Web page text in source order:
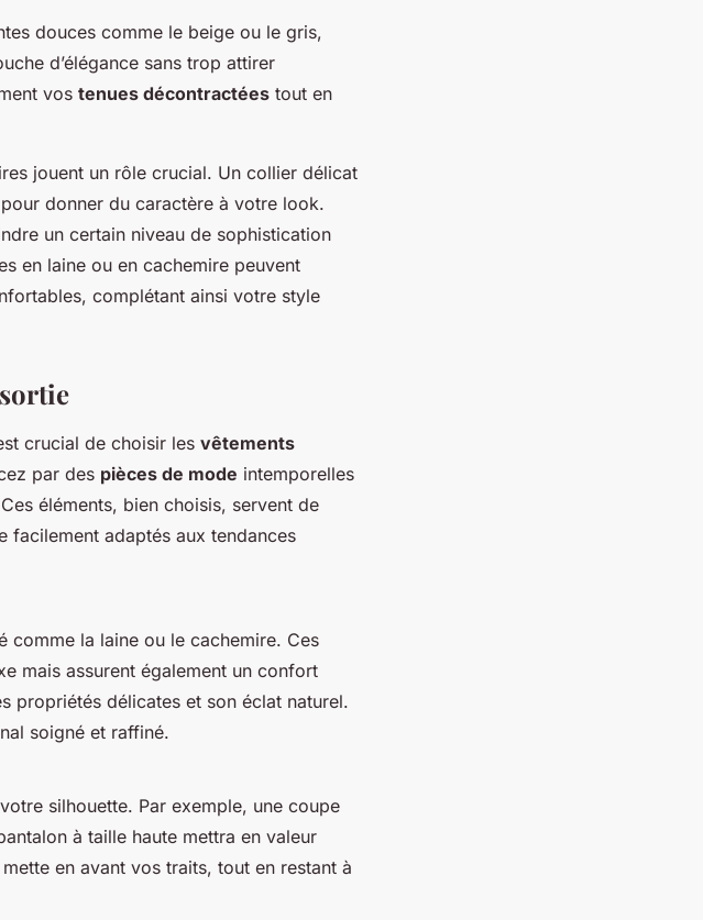
douces comme le beige ou le gris,
d’élégance sans trop attirer
vos tenues décontractées tout en
jouent un rôle crucial. Un collier délicat
donner du caractère à votre look.
un certain niveau de sophistication
en laine ou en cachemire peuvent
complétant ainsi votre style
crucial de choisir les vêtements
par des pièces de mode intemporelles
éléments, bien choisis, servent de
facilement adaptés aux tendances
comme la laine ou le cachemire. Ces
mais assurent également un confort
propriétés délicates et son éclat naturel.
soigné et raffiné.
silhouette. Par exemple, une coupe
à taille haute mettra en valeur
en avant vos traits, tout en restant à